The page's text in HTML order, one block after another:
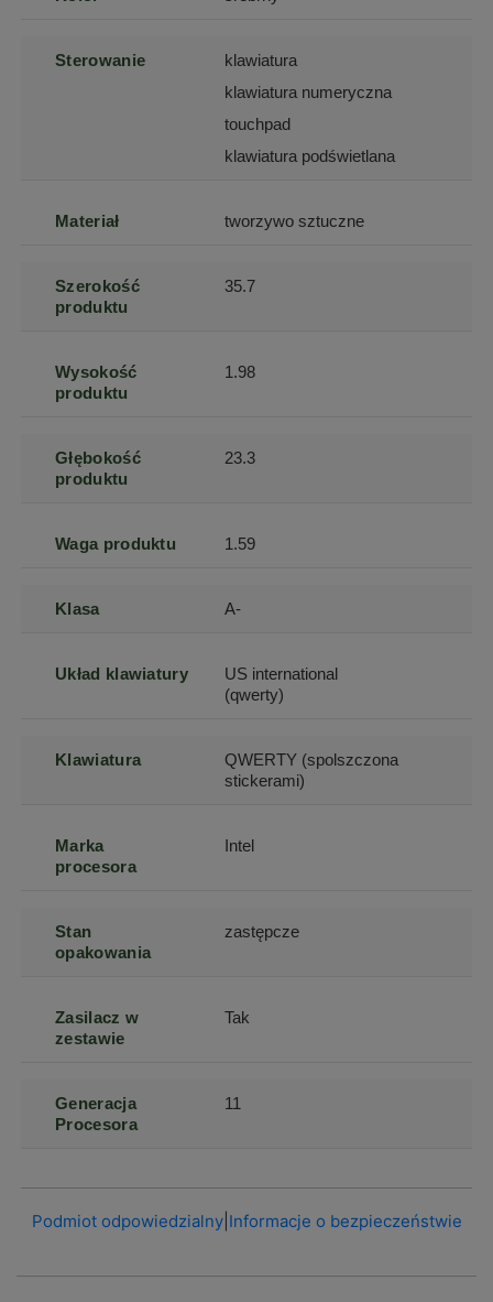
Sterowanie
klawiatura
klawiatura numeryczna
touchpad
klawiatura podświetlana
Materiał tworzywo sztuczne
Szerokość
produktu
35.7
Wysokość
produktu
1.98
Głębokość
produktu
23.3
Waga produktu 1.59
Klasa A-
Układ klawiatury
US international
(qwerty)
Klawiatura
QWERTY (spolszczona
stickerami)
Marka
procesora
Intel
Stan
opakowania
zastępcze
Zasilacz w
zestawie
Tak
Generacja
Procesora
11
Podmiot odpowiedzialny| Informacje o bezpieczeństwie